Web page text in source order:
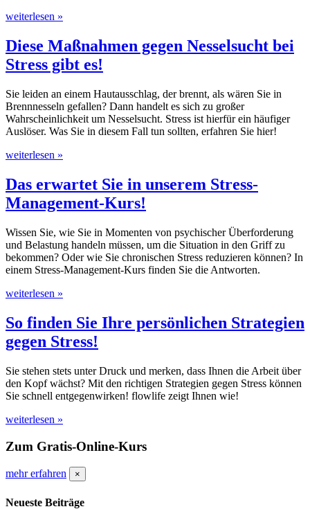
weiterlesen »
Diese Maßnahmen gegen Nesselsucht bei
Stress gibt es!
Sie leiden an einem Hautausschlag, der brennt, als wären Sie in
Brennnesseln gefallen? Dann handelt es sich zu großer
Wahrscheinlichkeit um Nesselsucht. Stress ist hierfür ein häufiger
Auslöser. Was Sie in diesem Fall tun sollten, erfahren Sie hier!
weiterlesen »
Das erwartet Sie in unserem Stress-
Management-Kurs!
Wissen Sie, wie Sie in Momenten von psychischer Überforderung
und Belastung handeln müssen, um die Situation in den Griff zu
bekommen? Oder wie Sie chronischen Stress reduzieren können? In
einem Stress-Management-Kurs finden Sie die Antworten.
weiterlesen »
So finden Sie Ihre persönlichen Strategien
gegen Stress!
Sie stehen stets unter Druck und merken, dass Ihnen die Arbeit über
den Kopf wächst? Mit den richtigen Strategien gegen Stress können
Sie schnell entgegenwirken! flowlife zeigt Ihnen wie!
weiterlesen »
Zum Gratis-Online-Kurs
mehr erfahren ×
Neueste Beiträge